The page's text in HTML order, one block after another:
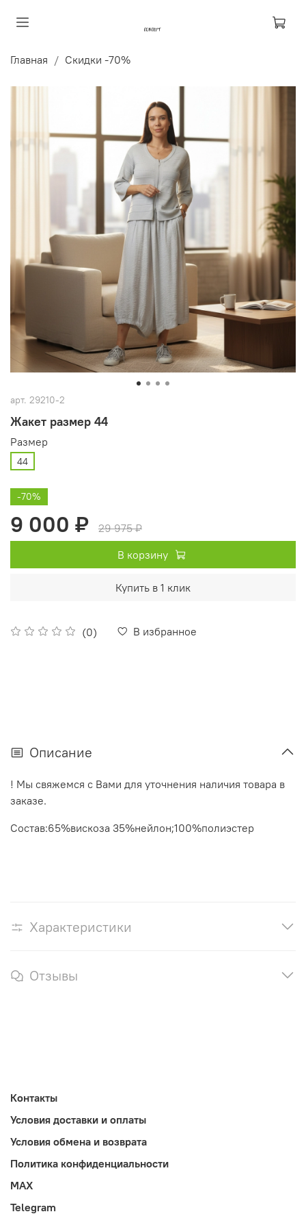
Главная Скидки -70%
арт. 29210-2
Жакет размер 44
(0) В избранное
Размер
44
-70%
9 000 ₽
29 975 ₽
В корзину
Купить в 1 клик
Описание
! Мы свяжемся с Вами для уточнения наличия товара в
заказе.
Состав:65%вискоза 35%нейлон;100%полиэстер
Характеристики
Отзывы
Контакты
Условия доставки и оплаты
Условия обмена и возврата
Политика конфиденциальности
MAX
Telegram